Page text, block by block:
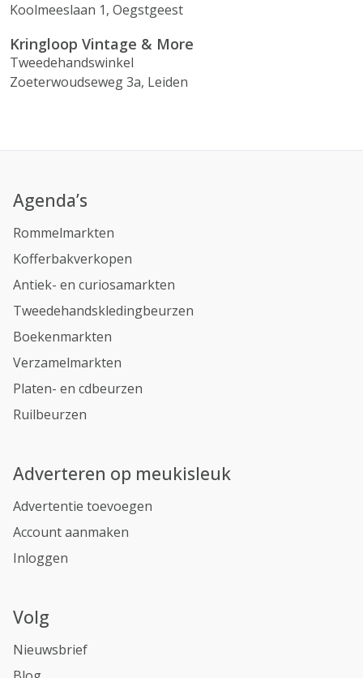
Koolmeeslaan 1, Oegstgeest
Kringloop Vintage & More
Tweedehandswinkel
Zoeterwoudseweg 3a, Leiden
Agenda’s
Rommelmarkten
Kofferbakverkopen
Antiek- en curiosamarkten
Tweedehandskledingbeurzen
Boekenmarkten
Verzamelmarkten
Platen- en cdbeurzen
Ruilbeurzen
Adverteren op meukisleuk
Advertentie toevoegen
Account aanmaken
Inloggen
Volg
Nieuwsbrief